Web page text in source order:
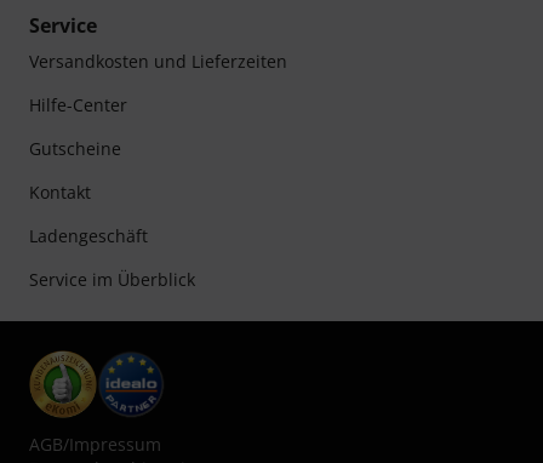
Service
Versandkosten und Lieferzeiten
Hilfe-Center
Gutscheine
Kontakt
Ladengeschäft
Service im Überblick
AGB/Impressum